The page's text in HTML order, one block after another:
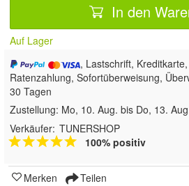
In den
Auf Lager
, Lastschrift,
Ratenzahlung, Sofortüberweisung,
30 Tagen
Zustellung: Mo, 10. Aug. bis Do, 13.
Verkäufer: TUNERSHOP
100% positiv
Merken Teilen